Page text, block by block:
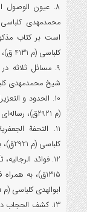
8. عیون الوصول
است بر کتاب
کلباسی (م 4131 ق)، به زبان عربی در علم اصول فقه.
9. مسائل ثلاثه
شیخ محمدمهدی کلباسی (م 1278 ق)، در فقه
10. الحدود و
(م 2921ق)، رساله‌ای در فقه استدلالی به زبان عربی.
11. التحفة
کلباسی (م 2921ق)، به زبان فارسی در احکام قصاص و دیات.
12. فوائد
1315ق)، به
ابوالهدی کلباسی (م 6531ق) در علم رجال به زبان عربی.
13. کشف الحجاب